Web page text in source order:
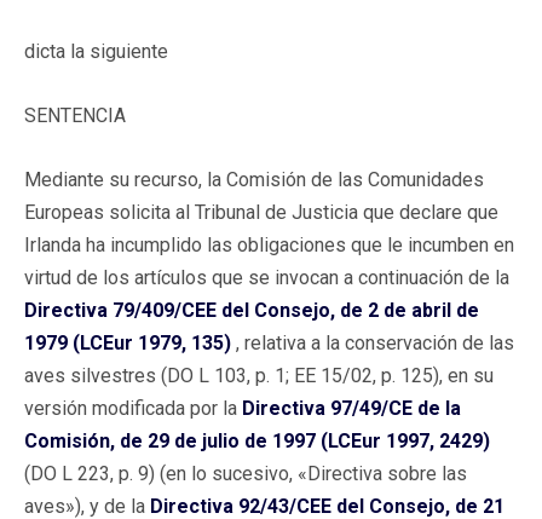
dicta la siguiente
SENTENCIA
Mediante su recurso, la Comisión de las Comunidades
Europeas solicita al Tribunal de Justicia que declare que
Irlanda ha incumplido las obligaciones que le incumben en
virtud de los artículos que se invocan a continuación de la
Directiva 79/409/CEE del Consejo, de 2 de abril de
1979 (LCEur 1979, 135) , relativa a la conservación de las
aves silvestres (DO L 103, p. 1; EE 15/02, p. 125), en su
versión modificada por la Directiva 97/49/CE de la
Comisión, de 29 de julio de 1997 (LCEur 1997, 2429)
(DO L 223, p. 9) (en lo sucesivo, «Directiva sobre las
aves»), y de la Directiva 92/43/CEE del Consejo, de 21